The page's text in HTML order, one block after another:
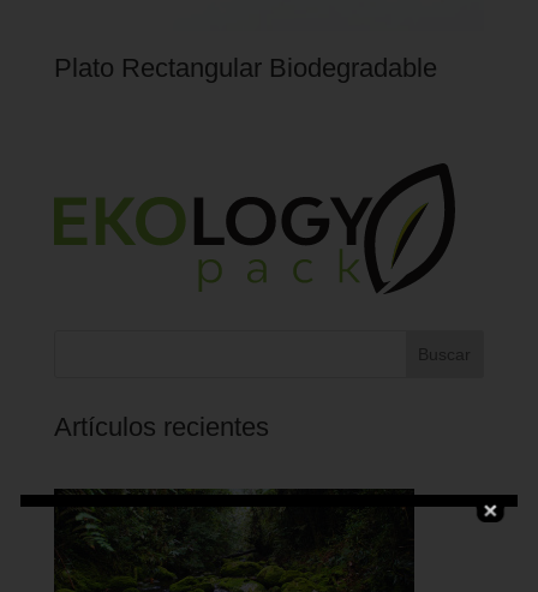
Plato Rectangular Biodegradable
Buscar
Artículos recientes